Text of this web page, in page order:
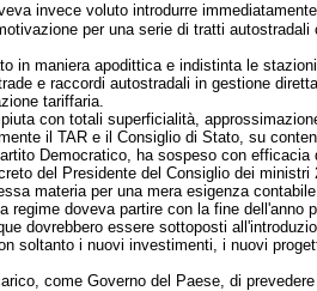
invece voluto introdurre
per una serie di tratti
in maniera apodittica e indistinta le
e raccordi autostradali in gestione
tariffaria.
con totali superficialità,
il TAR e il Consiglio di Stato, su
Democratico, ha sospeso con
del Presidente del Consiglio dei ministri
materia per una mera esigenza
regime doveva partire con la fine
dovrebbero essere sottoposti
soltanto i nuovi investimenti, i nuovi
come Governo del Paese, di